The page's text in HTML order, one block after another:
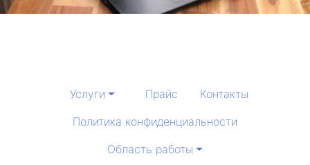
Услуги Прайс
Контакты
Политика конфиденциальности
Область работы